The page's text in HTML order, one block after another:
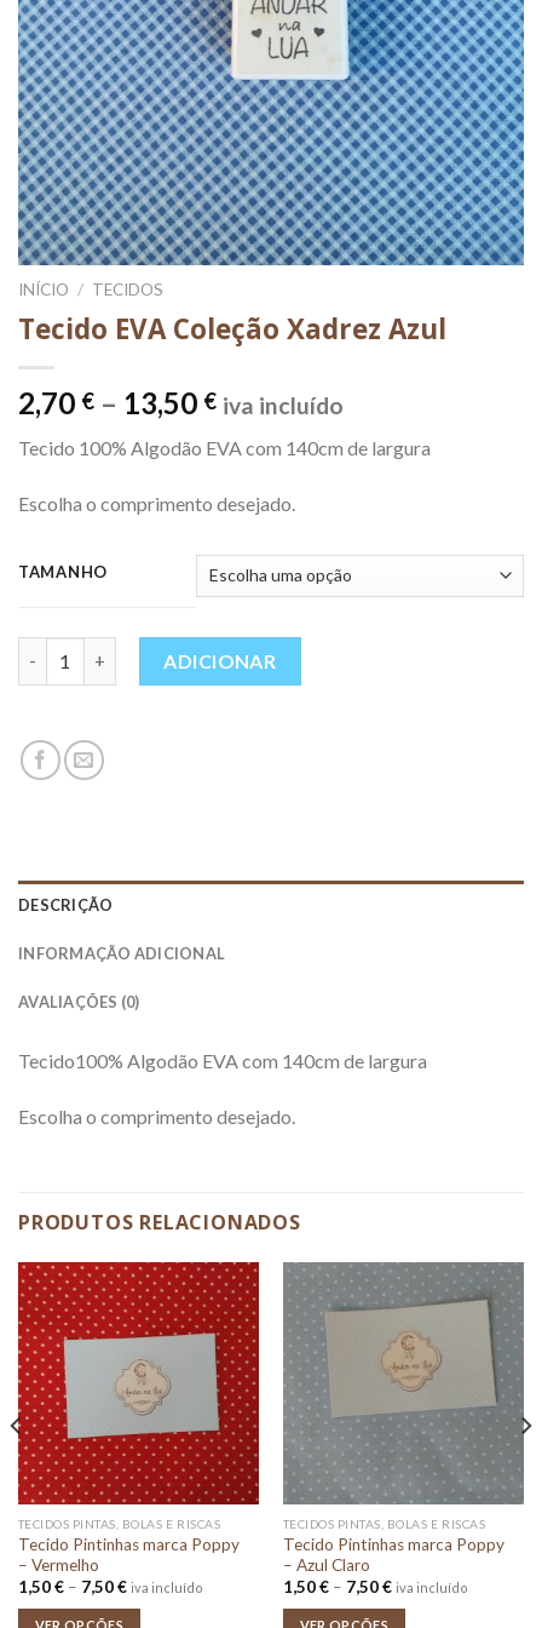
INÍCIO / TECIDOS
Tecido EVA Coleção Xadrez Azul
2,70 € – 13,50 €Price
2,70 €
through
13,50 €
iva incluído
Tecido 100% Algodão EVA com 140cm de largura
Escolha o comprimento desejado.
TAMANHO
ADICIONAR
DESCRIÇÃO
INFORMAÇÃO ADICIONAL
AVALIAÇÕES (0)
Tecido100% Algodão EVA com 140cm de largura
Escolha o comprimento desejado.
PRODUTOS RELACIONADOS
TECIDOS PINTAS, BOLAS E RISCAS
Tecido Pintinhas marca Poppy
– Vermelho
1,50€ – 7,50€Price
iva incluído
TECIDOS PINTAS, BOLAS E RISCAS
Tecido Pintinhas marca Poppy
– Azul Claro
1,50€ – 7,50€Price
iva incluído